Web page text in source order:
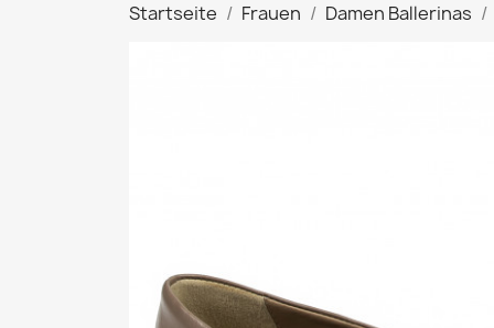
Startseite Frauen Damen Ballerinas